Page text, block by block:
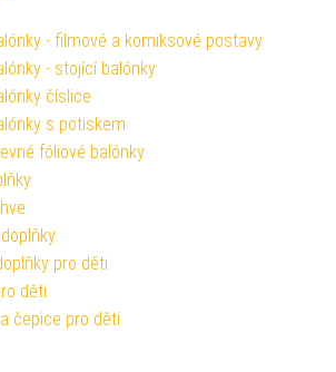
- filmové a komiksové postavy
- stojící balónky
číslice
s potiskem
fóliové balónky
pro děti
děti
čepice pro děti